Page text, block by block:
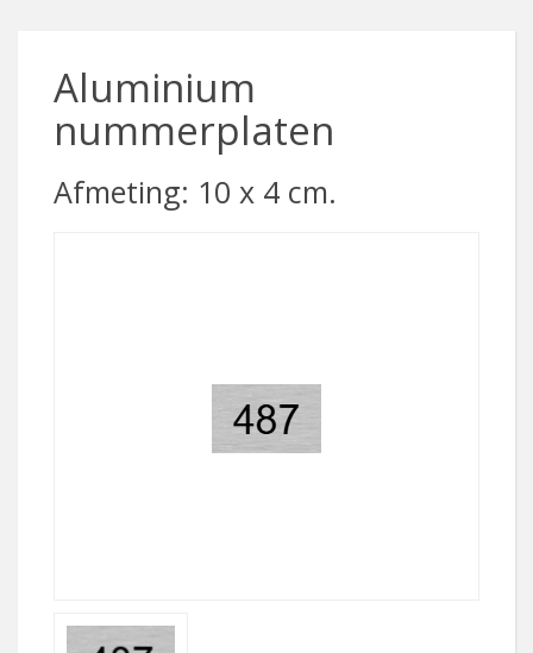
Aluminium
nummerplaten
Afmeting: 10 x 4 cm.